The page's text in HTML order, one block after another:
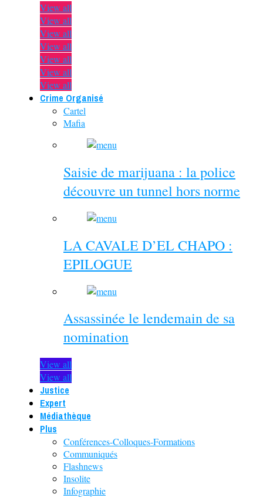
View all
View all
View all
View all
View all
View all
View all
Crime Organisé
Cartel
Mafia
Saisie de marijuana : la police
découvre un tunnel hors norme
LA CAVALE D’EL CHAPO :
EPILOGUE
Assassinée le lendemain de sa
nomination
View all
View all
Justice
Expert
Médiathèque
Plus
Conférences-Colloques-Formations
Communiqués
Flashnews
Insolite
Infographie